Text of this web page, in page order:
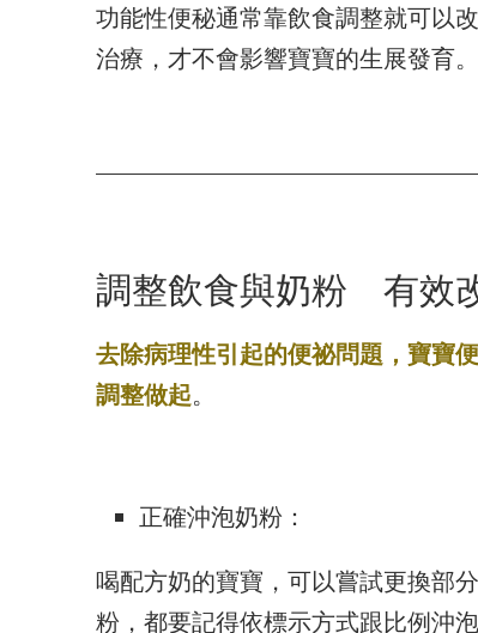
功能性便秘通常靠飲食調整就可以
治療，才不會影響寶寶的生展發育。
調整飲食與奶粉 有效
去除病理性引起的便祕問題，寶寶
調整做起。
正確沖泡奶粉：
喝配方奶的寶寶，可以嘗試更換部
粉，都要記得依標示方式跟比例沖泡